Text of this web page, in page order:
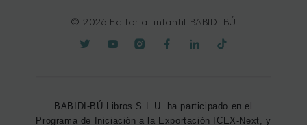
© 2026 Editorial infantil BABIDI-BÚ
BABIDI-BÚ Libros S.L.U. ha participado en el
Programa de Iniciación a la Exportación ICEX-Next, y